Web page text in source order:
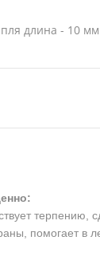
длина - 10 мм
терпению,
помогает в